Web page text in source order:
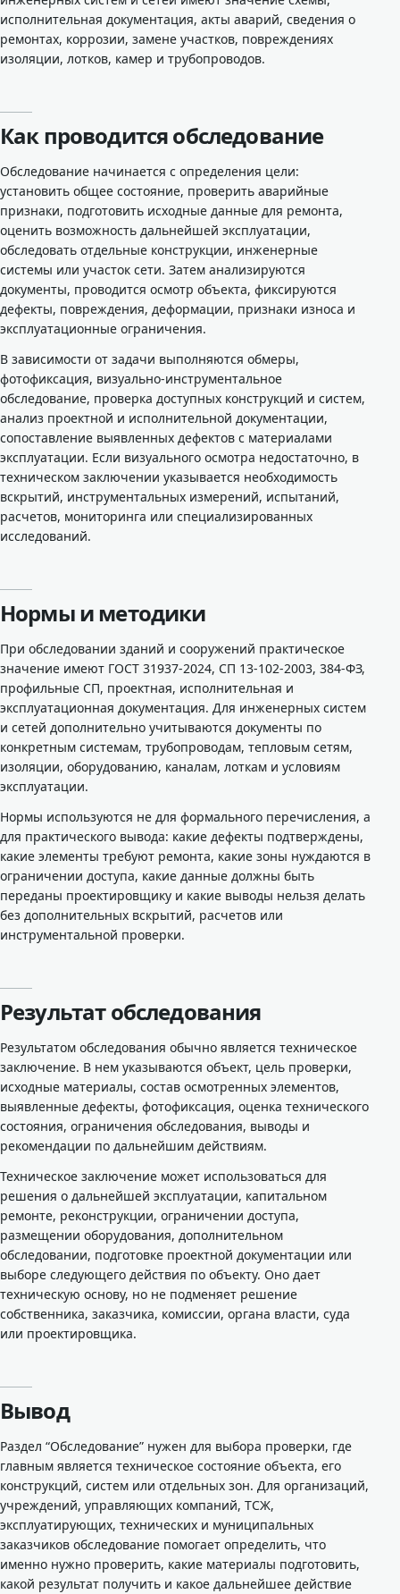
исполнительная документация, акты аварий, сведения о
ремонтах, коррозии, замене участков, повреждениях
изоляции, лотков, камер и трубопроводов.
Как проводится обследование
Обследование начинается с определения цели:
установить общее состояние, проверить аварийные
признаки, подготовить исходные данные для ремонта,
оценить возможность дальнейшей эксплуатации,
обследовать отдельные конструкции, инженерные
системы или участок сети. Затем анализируются
документы, проводится осмотр объекта, фиксируются
дефекты, повреждения, деформации, признаки износа и
эксплуатационные ограничения.
В зависимости от задачи выполняются обмеры,
фотофиксация, визуально-инструментальное
обследование, проверка доступных конструкций и систем,
анализ проектной и исполнительной документации,
сопоставление выявленных дефектов с материалами
эксплуатации. Если визуального осмотра недостаточно, в
техническом заключении указывается необходимость
вскрытий, инструментальных измерений, испытаний,
расчетов, мониторинга или специализированных
исследований.
Нормы и методики
При обследовании зданий и сооружений практическое
значение имеют ГОСТ 31937-2024, СП 13-102-2003, 384-ФЗ,
профильные СП, проектная, исполнительная и
эксплуатационная документация. Для инженерных систем
и сетей дополнительно учитываются документы по
конкретным системам, трубопроводам, тепловым сетям,
изоляции, оборудованию, каналам, лоткам и условиям
эксплуатации.
Нормы используются не для формального перечисления, а
для практического вывода: какие дефекты подтверждены,
какие элементы требуют ремонта, какие зоны нуждаются в
ограничении доступа, какие данные должны быть
переданы проектировщику и какие выводы нельзя делать
без дополнительных вскрытий, расчетов или
инструментальной проверки.
Результат обследования
Результатом обследования обычно является техническое
заключение. В нем указываются объект, цель проверки,
исходные материалы, состав осмотренных элементов,
выявленные дефекты, фотофиксация, оценка технического
состояния, ограничения обследования, выводы и
рекомендации по дальнейшим действиям.
Техническое заключение может использоваться для
решения о дальнейшей эксплуатации, капитальном
ремонте, реконструкции, ограничении доступа,
размещении оборудования, дополнительном
обследовании, подготовке проектной документации или
выборе следующего действия по объекту. Оно дает
техническую основу, но не подменяет решение
собственника, заказчика, комиссии, органа власти, суда
или проектировщика.
Вывод
Раздел “Обследование” нужен для выбора проверки, где
главным является техническое состояние объекта, его
конструкций, систем или отдельных зон. Для организаций,
учреждений, управляющих компаний, ТСЖ,
эксплуатирующих, технических и муниципальных
заказчиков обследование помогает определить, что
именно нужно проверить, какие материалы подготовить,
какой результат получить и какое дальнейшее действие